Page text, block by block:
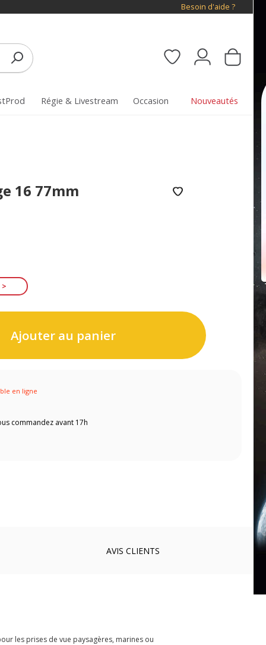
Besoin d'aide ?
Régie & Livestream Occasion Nouveautés
16 77mm
Ajouter au panier
en ligne
commandez avant 17h
AVIS CLIENTS
les prises de vue paysagères, marines ou